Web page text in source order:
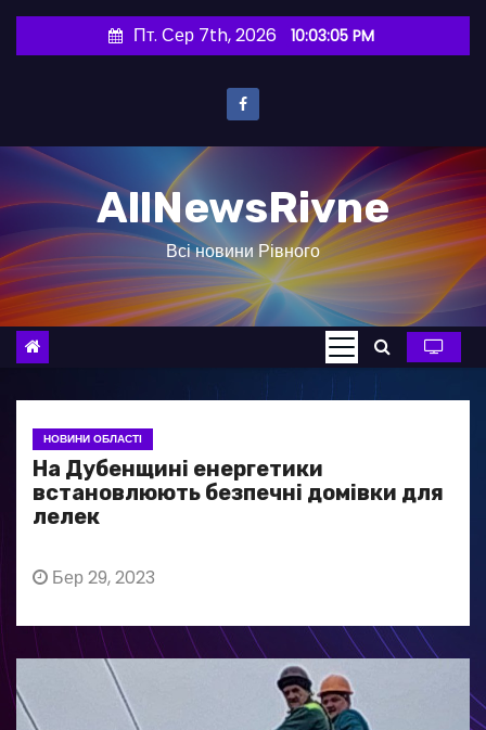
и
о
в
Пт. Сер 7th, 2026 10:03:06 PM
AllNewsRivne
Всі новини Рівного
НОВИНИ ОБЛАСТІ
На Дубенщині енергетики
встановлюють безпечні домівки для
лелек
Бер 29, 2023